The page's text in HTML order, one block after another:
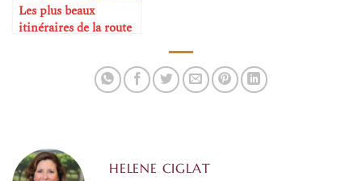
Les plus beaux
itinéraires de la route
HELENE CIGLAT